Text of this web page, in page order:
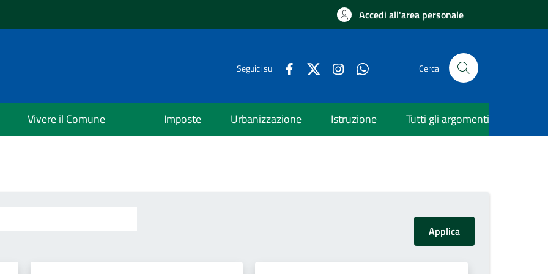
Accedi all'area personale
Seguici su Cerca
Vivere il Comune Imposte Urbanizzazione Istruzione Tutti gli argomenti